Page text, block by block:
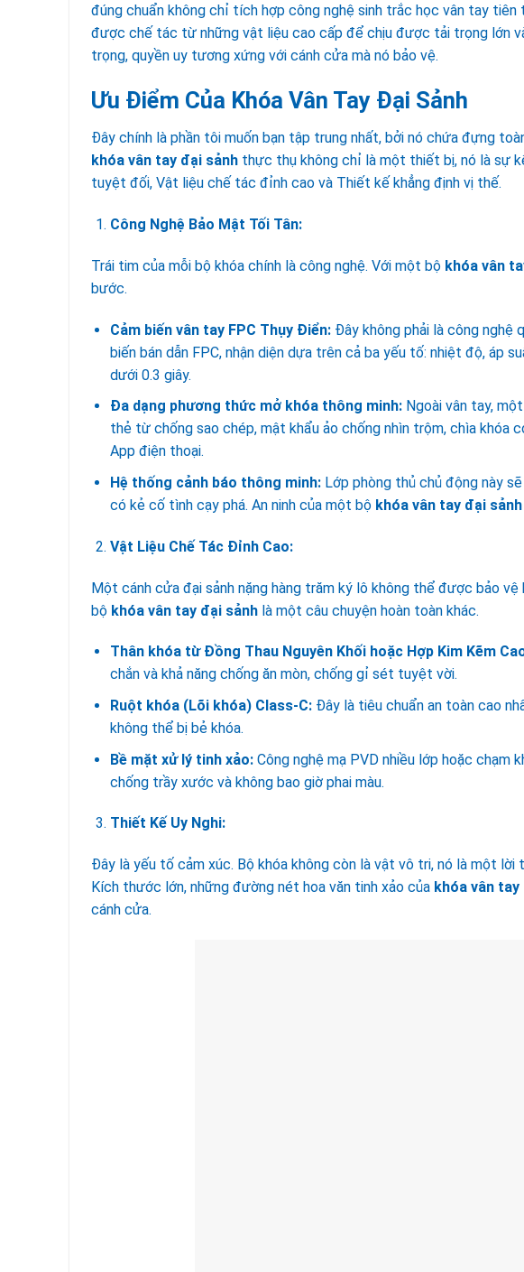
đúng chuẩn không chỉ tích hợp công nghệ sinh trắc học vân tay
được chế tác từ những vật liệu cao cấp để chịu được tải trọng lớn
trọng, quyền uy tương xứng với cánh cửa mà nó bảo vệ.
Ưu Điểm Của Khóa Vân Tay Đại Sảnh
Đây chính là phần tôi muốn bạn tập trung nhất, bởi nó chứa đựng
khóa vân tay đại sảnh thực thụ không chỉ là một thiết bị, nó là sự
tuyệt đối, Vật liệu chế tác đỉnh cao và Thiết kế khẳng định vị thế.
Công Nghệ Bảo Mật Tối Tân:
Trái tim của mỗi bộ khóa chính là công nghệ. Với một bộ khóa vân
bước.
Cảm biến vân tay FPC Thụy Điển:Đây không phải là công nghệ
biến bán dẫn FPC, nhận diện dựa trên cả ba yếu tố: nhiệt độ, áp
dưới 0.3 giây.
Đa dạng phương thức mở khóa thông minh:Ngoài vân tay,
thẻ từ chống sao chép, mật khẩu ảo chống nhìn trộm, chìa khóa
App điện thoại.
Hệ thống cảnh báo thông minh:Lớp phòng thủ chủ động này
có kẻ cố tình cạy phá. An ninh của một bộ khóa vân tay đại sảnh
Vật Liệu Chế Tác Đỉnh Cao:
Một cánh cửa đại sảnh nặng hàng trăm ký lô không thể được bảo
bộ khóa vân tay đại sảnh là một câu chuyện hoàn toàn khác.
Thân khóa từ Đồng Thau Nguyên Khối hoặc Hợp Kim Kẽm
chắn và khả năng chống ăn mòn, chống gỉ sét tuyệt vời.
Ruột khóa (Lõi khóa) Class-C:Đây là tiêu chuẩn an toàn cao
không thể bị bẻ khóa.
Bề mặt xử lý tinh xảo:Công nghệ mạ PVD nhiều lớp hoặc chạm
chống trầy xước và không bao giờ phai màu.
Thiết Kế Uy Nghi:
Đây là yếu tố cảm xúc. Bộ khóa không còn là vật vô tri, nó là một lời
Kích thước lớn, những đường nét hoa văn tinh xảo của khóa vân
cánh cửa.